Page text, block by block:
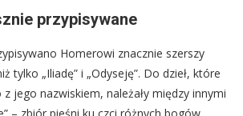
przypisywane
Homerowi znacznie szerszy
tylko „Iliadę” i „Odyseję”. Do dzieł, które
z jego nazwiskiem, należały między innymi